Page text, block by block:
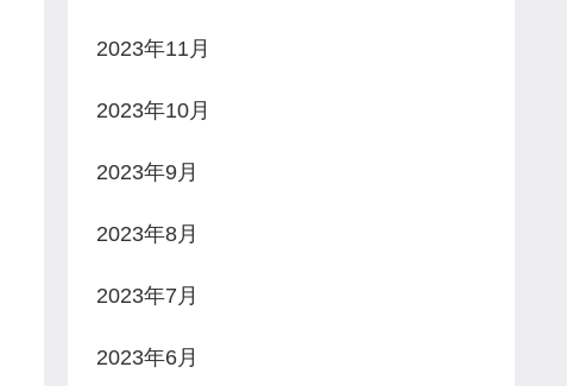
2023年11月
2023年10月
2023年9月
2023年8月
2023年7月
2023年6月